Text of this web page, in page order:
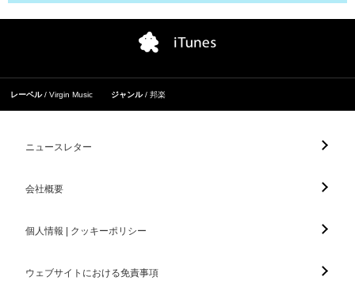
レーベル Virgin Music ジャンル 邦楽
ニュースレター
会社概要
個人情報 | クッキーポリシー
ウェブサイトにおける免責事項